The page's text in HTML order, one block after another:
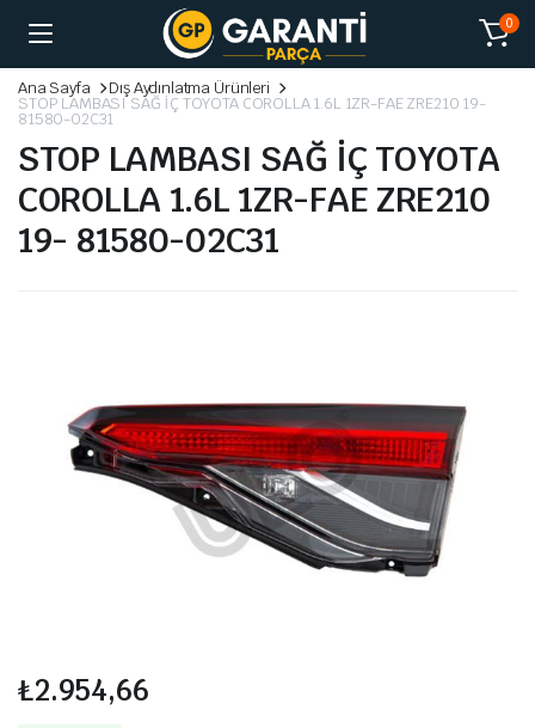
0
Ana Sayfa Dış Aydınlatma Ürünleri
STOP LAMBASI SAĞ İÇ TOYOTA COROLLA 1.6L 1ZR-FAE ZRE210 19-
81580-02C31
STOP LAMBASI SAĞ İÇ TOYOTA
COROLLA 1.6L 1ZR-FAE ZRE210
19- 81580-02C31
₺2.954,66